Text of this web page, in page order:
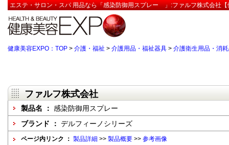
エステ・サロン・スパ 用品なら「感染防御用スプレー 」:ファルフ株式会社【
健康美容EXPO：TOP > 介護・福祉 > 介護用品・福祉器具 > 介護衛生用品・消
ファルフ株式会社
製品名 ： 感染防御用スプレー
ブランド ： デルフィーノシリーズ
ページ内リンク ： 製品詳細 >> 製品概要 >> 参考画像